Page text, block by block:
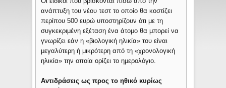
ανάπτυξη του νέου τεστ το οποίο θα κοστίζει
περίπου 500 ευρώ υποστηρίζουν ότι με τη
συγκεκριμένη εξέταση ένα άτομο θα μπορεί να
γνωρίζει εάν η «βιολογική ηλικία» του είναι
μεγαλύτερη ή μικρότερη από τη «χρονολογική
ηλικία» την οποία ορίζει το ημερολόγιο.
Αντιδράσεις ως προς το ηθικό κυρίως